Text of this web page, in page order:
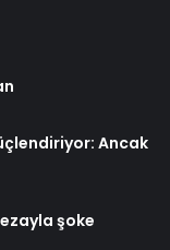
Ancak
şoke